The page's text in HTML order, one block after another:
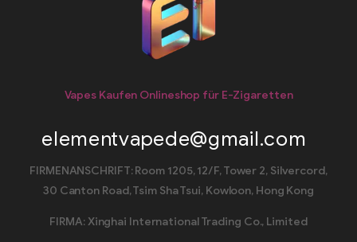
Vapes Kaufen Onlineshop für E-Zigaretten
elementvapede@gmail.com
FIRMENANSCHRIFT: Room 1205, 12/F, Tower 2, Silvercord,
30 Canton Road, Tsim Sha Tsui, Kowloon, Hong Kong
FIRMA: Xinghai International Trading Co., Limited